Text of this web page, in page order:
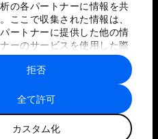
の各パートナーに情報を共
ここで収集された情報は、
ートナーに提供した他の情
ーのサービスを使用した際
報と組み合わされ、各パー
使用されることがありま
全て許可
カスタム化
拒否
シーと利用規約
マップ
済フォーラム